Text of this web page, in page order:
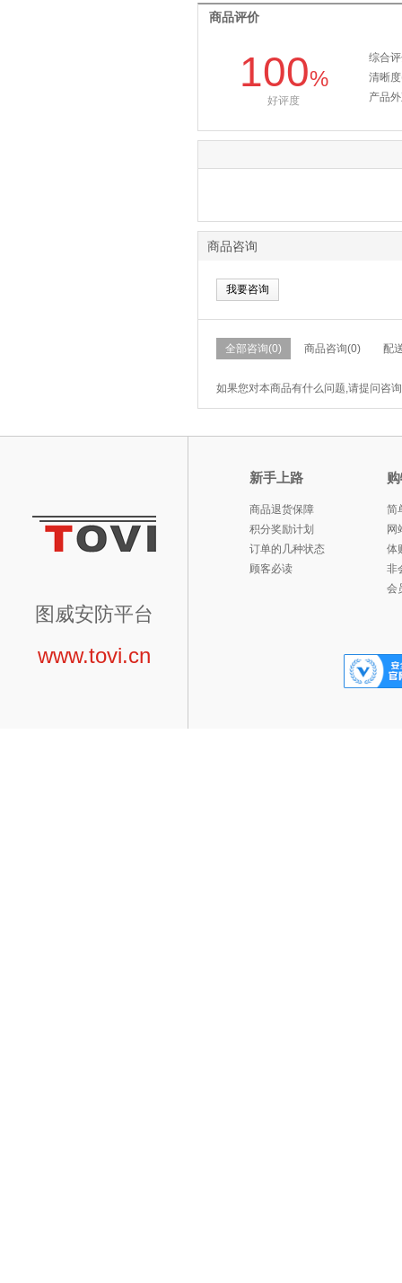
推荐信息：图威提供海康威视 DS-
商品评价
100%
好评度
综合
清晰度
产品
商品咨询
我要咨询
全部咨询(0) 商品咨询(0) 配
如果您对本商品有什么问题,请提问咨
图威安防平台
www.tovi.cn
新手上路
商品退货保障
积分奖励计划
订单的几种状态
顾客必读
简
网
体
非
会